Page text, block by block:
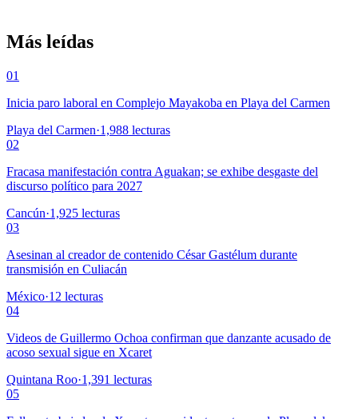
Más leídas
01
Inicia paro laboral en Complejo Mayakoba en Playa del Carmen
Playa del Carmen·1,988 lecturas
02
Fracasa manifestación contra Aguakan; se exhibe desgaste del
discurso político para 2027
Cancún·1,925 lecturas
03
Asesinan al creador de contenido César Gastélum durante
transmisión en Culiacán
México·12 lecturas
04
Videos de Guillermo Ochoa confirman que danzante acusado de
acoso sexual sigue en Xcaret
Quintana Roo·1,391 lecturas
05